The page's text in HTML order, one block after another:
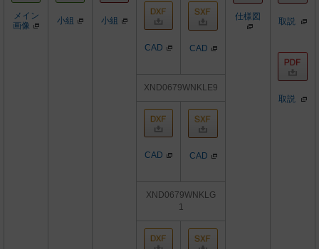
メイン
画像
小組 小組 仕様図 取説
取説
CAD CAD
XND0679WNKLE9
CAD CAD
XND0679WNKLG
1